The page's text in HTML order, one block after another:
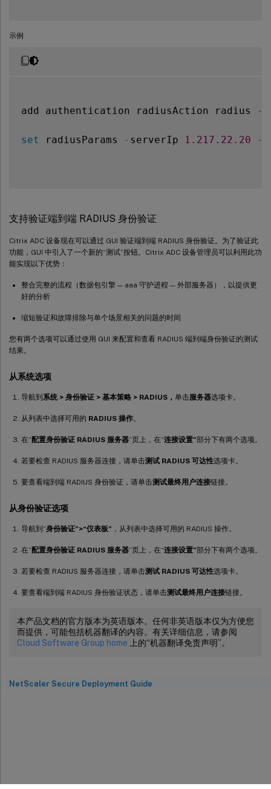
示例
add authentication radiusAction radius -
set radiusParams - serverIp 1.217 .22 .20 -
支持验证端到端 RADIUS 身份验证
Citrix ADC 设备现在可以通过 GUI 验证端到端 RADIUS 身份验证。为了验证此
功能，GUI 中引入了一个新的“测试”按钮。Citrix ADC 设备管理员可以利用此功
能实现以下优势：
整合完整的流程（数据包引擎 — aaa 守护进程 — 外部服务器），以提供更
好的分析
缩短验证和故障排除与单个场景相关的问题的时间
您有两个选项可以通过使用 GUI 来配置和查看 RADIUS 端到端身份验证的测试
结果。
从系统选项
导航到系统 > 身份验证 > 基本策略 > RADIUS， 单击服务器选项卡。
从列表中选择可用的 RADIUS 操作。
在“配置身份验证 RADIUS 服务器”页上，在“连接设置”部分下有两个选项。
若要检查 RADIUS 服务器连接，请单击测试 RADIUS 可达性选项卡。
要查看端到端 RADIUS 身份验证，请单击测试最终用户连接链接。
从身份验证选项
导航到“身份验证”>“仪表板” ，从列表中选择可用的 RADIUS 操作。
在“配置身份验证 RADIUS 服务器”页上，在“连接设置”部分下有两个选项。
若要检查 RADIUS 服务器连接，请单击测试 RADIUS 可达性选项卡。
要查看端到端 RADIUS 身份验证状态，请单击测试最终用户连接链接。
本产品文档的官方版本为英语版本。任何非英语版本仅为方便您
而提供，可能包括机器翻译的内容。有关详细信息，请参阅
Cloud Software Group home 上的“机器翻译免责声明”。
NetScaler Secure Deployment Guide